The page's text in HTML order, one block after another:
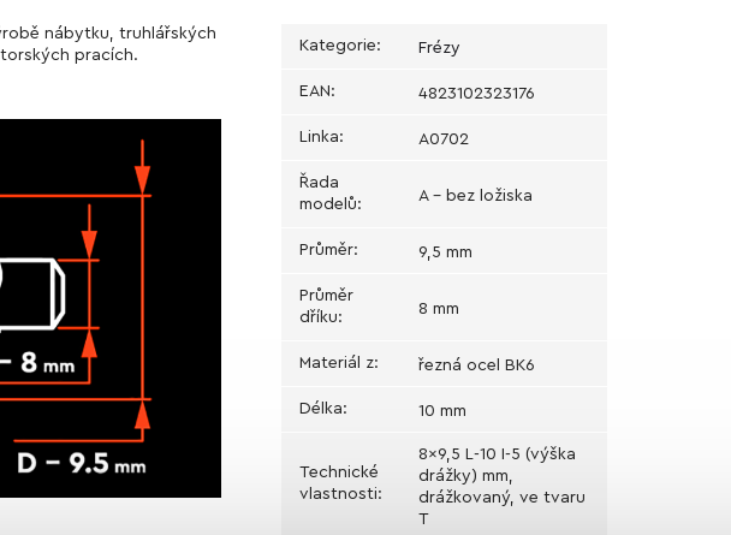
nábytku, truhlářských
pracích.
Kategorie: Frézy
EAN: 4823102323176
Linka: А0702
Řada
modelů: A - bez ložiska
Průměr: 9,5 mm
Průměr
dříku: 8 mm
Materiál z: řezná ocel BK6
Délka: 10 mm
Technické
vlastnosti:
8x9,5 L-10 I-5 (výška
drážky) mm,
drážkovaný, ve tvaru
T